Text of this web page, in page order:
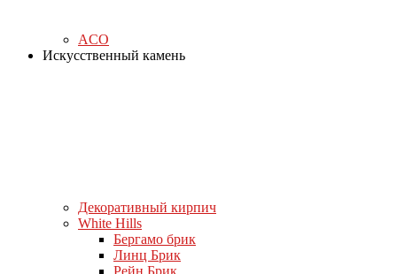
ACO
Искусственный камень
Декоративный кирпич
White Hills
Бергамо брик
Линц Брик
Рейн Брик